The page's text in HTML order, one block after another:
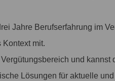
Jahre Berufserfahrung im
Kontext mit.
und kannst
Lösungen für aktuelle